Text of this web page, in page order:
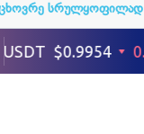
სრულყოფილად